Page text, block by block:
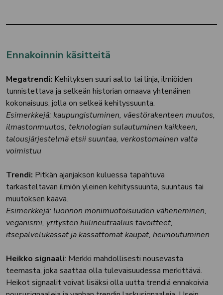
Ennakoinnin käsitteitä
Megatrendi: Kehityksen suuri aalto tai linja, ilmiöiden
tunnistettava ja selkeän historian omaava yhtenäinen
kokonaisuus, jolla on selkeä kehityssuunta.
Esimerkkejä: kaupungistuminen, väestörakenteen muutos,
ilmastonmuutos, teknologian sulautuminen kaikkeen,
talousjärjestelmä etsii suuntaa, verkostomainen valta
voimistuu
Trendi: Pitkän ajanjakson kuluessa tapahtuva
tarkasteltavan ilmiön yleinen kehityssuunta, suuntaus tai
muutoksen kaava.
Esimerkkejä: luonnon monimuotoisuuden väheneminen,
veganismi, yritysten hiilineutraalius tavoitteet,
itsepalvelukassat ja kassattomat kaupat, heimoutuminen
Heikko signaali: Merkki mahdollisesti nousevasta
teemasta, joka saattaa olla tulevaisuudessa merkittävä.
Heikot signaalit voivat lisäksi olla uutta trendiä ennakoivia